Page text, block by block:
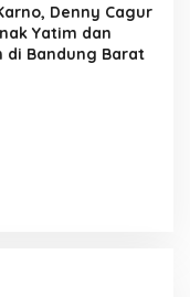
Denny Cagur
Yatim dan
di Bandung Barat